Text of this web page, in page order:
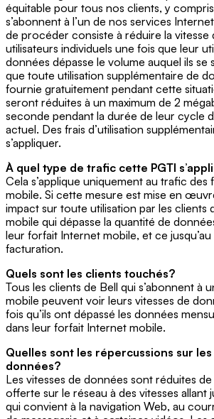
équitable pour tous nos clients, y
s’abonnent à l’un de nos services
de procéder consiste à réduire la vitesse
utilisateurs individuels une fois que leur
données dépasse le volume auquel ils se
que toute utilisation supplémentaire de
fournie gratuitement pendant cette
seront réduites à un maximum de 2
seconde pendant la durée de leur cycle
actuel. Des frais d’utilisation
s’appliquer.
À quel type de trafic cette PGTI
Cela s’applique uniquement au trafic
mobile. Si cette mesure est mise en
impact sur toute utilisation par les clients
mobile qui dépasse la quantité de
leur forfait Internet mobile, et ce
facturation.
Quels sont les clients touchés?
Tous les clients de Bell qui s’abonnent à
mobile peuvent voir leurs vitesses de
fois qu’ils ont dépassé les données
dans leur forfait Internet mobile.
Quelles sont les répercussions sur
données?
Les vitesses de données sont réduites de
offerte sur le réseau à des vitesses allant
qui convient à la navigation Web, au